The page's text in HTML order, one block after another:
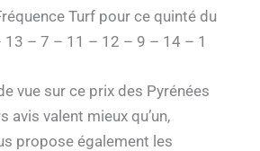
Turf pour ce quinté du
– 7 – 11 – 12 – 9 – 14 – 1
vue sur ce prix des Pyrénées
avis valent mieux qu’un,
propose également les